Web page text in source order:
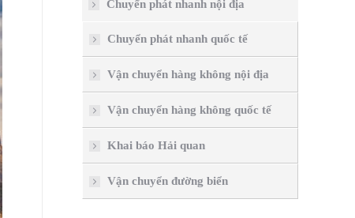
Chuyển phát nhanh nội địa
Chuyển phát nhanh quốc tế
Vận chuyển hàng không nội địa
Vận chuyển hàng không quốc tế
Khai báo Hải quan
Vận chuyển đường biển